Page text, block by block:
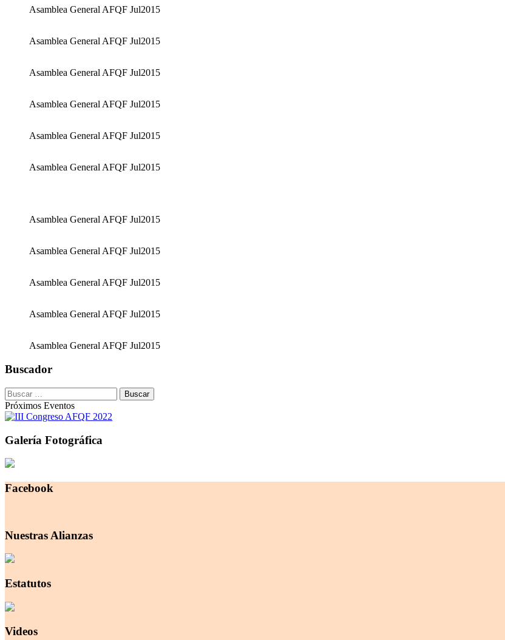
Asamblea General AFQF Jul2015
Asamblea General AFQF Jul2015
Asamblea General AFQF Jul2015
Asamblea General AFQF Jul2015
Asamblea General AFQF Jul2015
Asamblea General AFQF Jul2015
Asamblea General AFQF Jul2015
Asamblea General AFQF Jul2015
Asamblea General AFQF Jul2015
Asamblea General AFQF Jul2015
Asamblea General AFQF Jul2015
Buscador
Buscar:
Próximos Eventos
Galería Fotográfica
Facebook
Nuestras Alianzas
Estatutos
Videos